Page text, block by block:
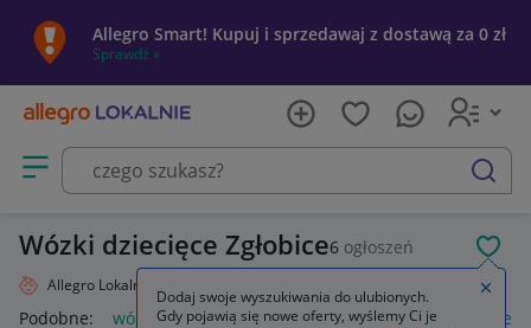
Allegro Smart! Kupuj i sprzedawaj z dostawą za 0 zł
Sprawdź »
Otwórz menu z kategoriami
szukaj
Wózki dziecięce Zgłobice6 ogłoszeń
Allegro Lokalnie
Podobne: wózki wózki do bramy przesuwnej wózki
Dodaj swoje wyszukiwania do ulubionych.
Gdy pojawią się nowe oferty, wyślemy Ci je